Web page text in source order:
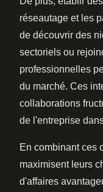
réseautage et les
de découvrir des
sectoriels ou
professionnelles
du marché. Ces
collaborations
de l'entreprise
En combinant ces
maximisent leurs
d'affaires